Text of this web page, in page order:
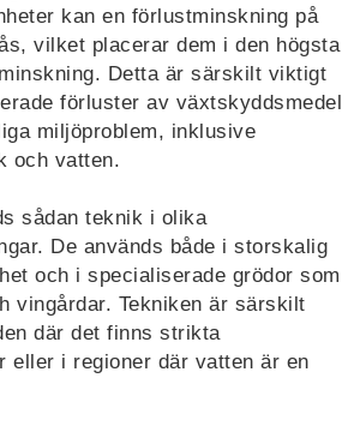
kan en förlustminskning på
vilket placerar dem i den högsta
Detta är särskilt viktigt
förluster av växtskyddsmedel
miljöproblem, inklusive
och vatten.
sådan teknik i olika
De används både i storskalig
och i specialiserade grödor som
vingårdar. Tekniken är särskilt
där det finns strikta
eller i regioner där vatten är en